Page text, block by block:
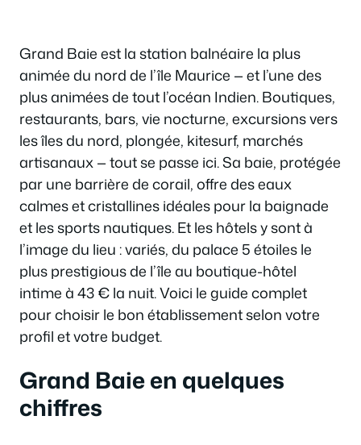
Grand Baie est la station balnéaire la plus
animée du nord de l’île Maurice — et l’une des
plus animées de tout l’océan Indien. Boutiques,
restaurants, bars, vie nocturne, excursions vers
les îles du nord, plongée, kitesurf, marchés
artisanaux — tout se passe ici. Sa baie, protégée
par une barrière de corail, offre des eaux
calmes et cristallines idéales pour la baignade
et les sports nautiques. Et les hôtels y sont à
l’image du lieu : variés, du palace 5 étoiles le
plus prestigious de l’île au boutique-hôtel
intime à 43 € la nuit. Voici le guide complet
pour choisir le bon établissement selon votre
profil et votre budget.
Grand Baie en quelques
chiffres